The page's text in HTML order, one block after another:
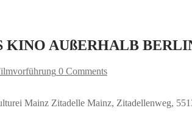
KINO AUßERHALB
0 Comments
Mainz Zitadelle Mainz, Zitadellenweg,